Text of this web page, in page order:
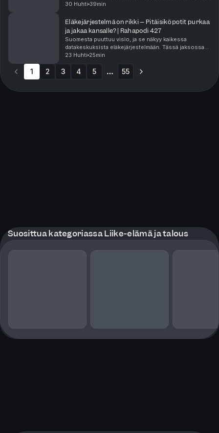
käytetty tehokkaasti Suomen kasvun tukemiseen?
30 Huhti 39min
Eläkejärjestelmä on rikki – Pitäisikö potit purkaa
ja jakaa kansalle? | Rahapodi 427
Suomesta puuttuu visio, ja se näkyy kaikessa
datakeskuksista eläkejärjestelmään. Tässä jaksossa
Jasmin ja Miikka perkaavat Risto Siilasmaan, Risto
Murron ja Jaakko Kianderin tuoreimpia ulostuloja:
ova...
23 Huhti 25min
1 2 3 4 5 55
Suosittua kategoriassa Liike-elämä ja talous